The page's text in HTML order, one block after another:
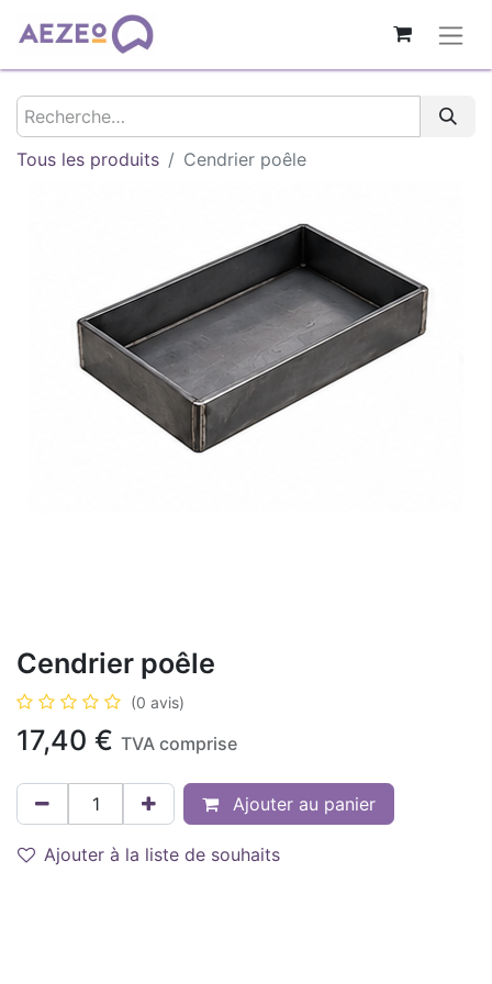
Tous les produits Cendrier poêle
Cendrier poêle
(0 avis)
17,40 € TVA comprise
Ajouter au panier
Ajouter à la liste de souhaits